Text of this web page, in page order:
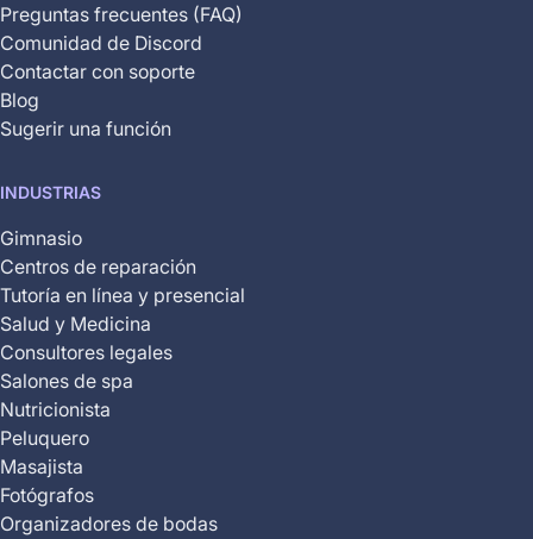
Preguntas frecuentes (FAQ)
Comunidad de Discord
Contactar con soporte
Blog
Sugerir una función
INDUSTRIAS
Gimnasio
Centros de reparación
Tutoría en línea y presencial
Salud y Medicina
Consultores legales
Salones de spa
Nutricionista
Peluquero
Masajista
Fotógrafos
Organizadores de bodas